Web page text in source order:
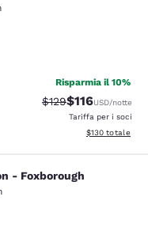
Buono. 335 recensioni
Risparmia il 10%
Tariffa di
$129Tariffa
$116USD/notte
Tariffa per i soci
Visualizza i
$130 totale
Foxborough
- Foxborough
Discreto. 536 recensioni